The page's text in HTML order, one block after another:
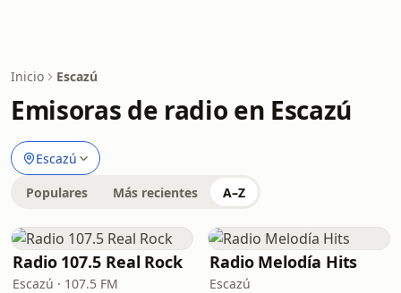
Inicio Escazú
Emisoras de radio en Escazú
Escazú
Populares Más recientes A–Z
Radio 107.5 Real Rock
Escazú · 107.5 FM
Radio Melodía Hits
Escazú